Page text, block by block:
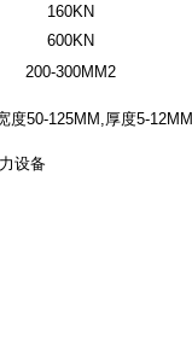
160KN
600KN
200-300MM2
度50-125MM,厚度5-12MM
设备